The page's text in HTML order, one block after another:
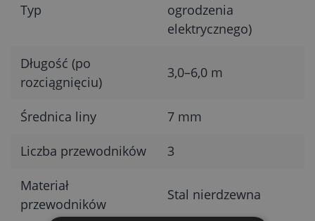
Typ
ogrodzenia
elektrycznego)
Długość (po
rozciągnięciu)
3,0–6,0 m
Średnica liny 7 mm
Liczba przewodników 3
Materiał
przewodników
Stal nierdzewna